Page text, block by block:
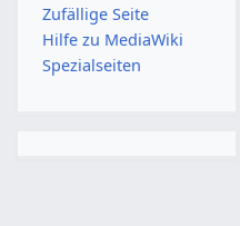
Zufällige Seite
Hilfe zu MediaWiki
Spezialseiten